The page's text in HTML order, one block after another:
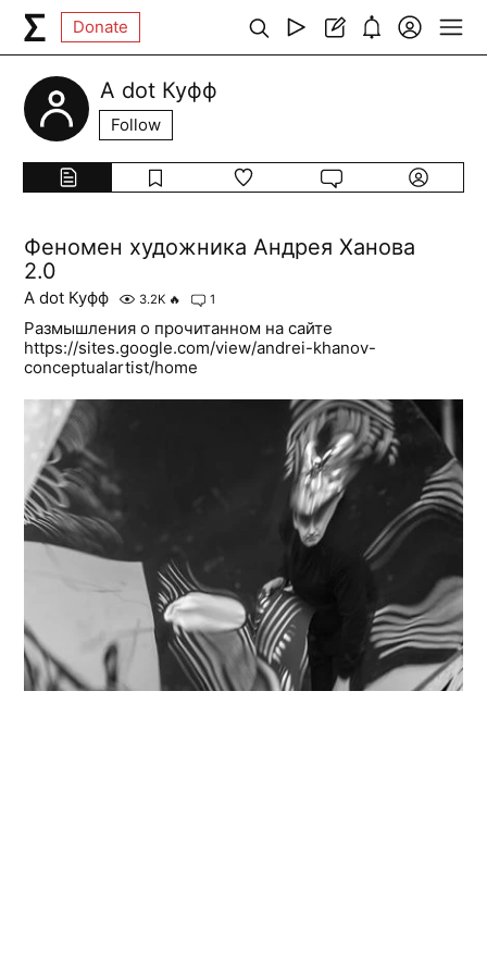
Donate
А dot Куфф
Follow
Феномен художника Андрея Ханова
2.0
А dot Куфф 3.2K 🔥 1
Размышления о прочитанном на сайте
https://sites.google.com/view/andrei-khanov-
conceptualartist/home